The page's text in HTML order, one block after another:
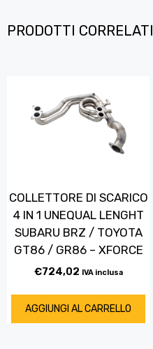
PRODOTTI CORRELATI
COLLETTORE DI SCARICO
4 IN 1 UNEQUAL LENGHT
SUBARU BRZ / TOYOTA
GT86 / GR86 – XFORCE
€724,02 IVA inclusa
AGGIUNGI AL CARRELLO